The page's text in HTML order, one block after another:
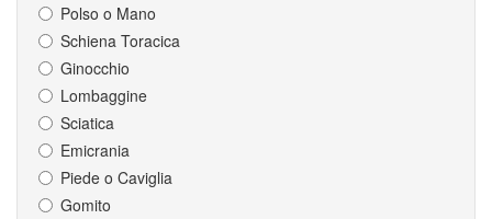
Polso o Mano
Schiena Toracica
Ginocchio
Lombaggine
Sciatica
Emicrania
Piede o Caviglia
Gomito